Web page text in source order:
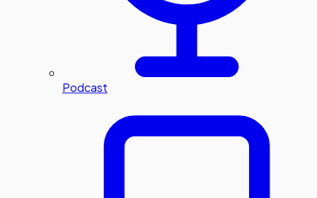
Podcast